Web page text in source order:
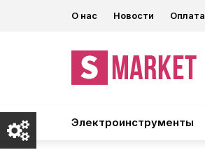
О нас Новости Оплата
Электроинструменты